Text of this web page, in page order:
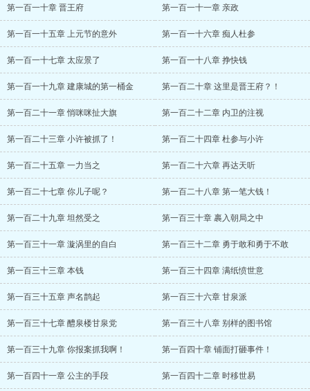
第一百一十章 晋王府 第一百一十一章 亲政
第一百一十五章 上元节的意外 第一百一十六章 痴人杜参
第一百一十七章 太应景了 第一百一十八章 挣快钱
第一百一十九章 建康城的第一桶金 第一百二十章 这里是晋王府？！
第一百二十一章 悄咪咪扯大旗 第一百二十二章 内卫的注视
第一百二十三章 小许被抓了！ 第一百二十四章 杜参与小许
第一百二十五章 一力当之 第一百二十六章 再达天听
第一百二十七章 你儿子呢？ 第一百二十八章 第一笔大钱！
第一百二十九章 坦然受之 第一百三十章 裹入朝局之中
第一百三十一章 漩涡里的自白 第一百三十二章 勇于敢和勇于不敢
第一百三十三章 本钱 第一百三十四章 满纸愤世意
第一百三十五章 声名鹊起 第一百三十六章 甘泉派
第一百三十七章 醴泉楼甘泉党 第一百三十八章 别样的图书馆
第一百三十九章 你报案抓我啊！ 第一百四十章 铺面打砸事件！
第一百四十一章 公主的手段 第一百四十二章 时移世易